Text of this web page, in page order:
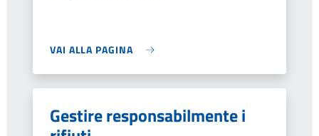
VAI ALLA PAGINA
Gestire responsabilmente i